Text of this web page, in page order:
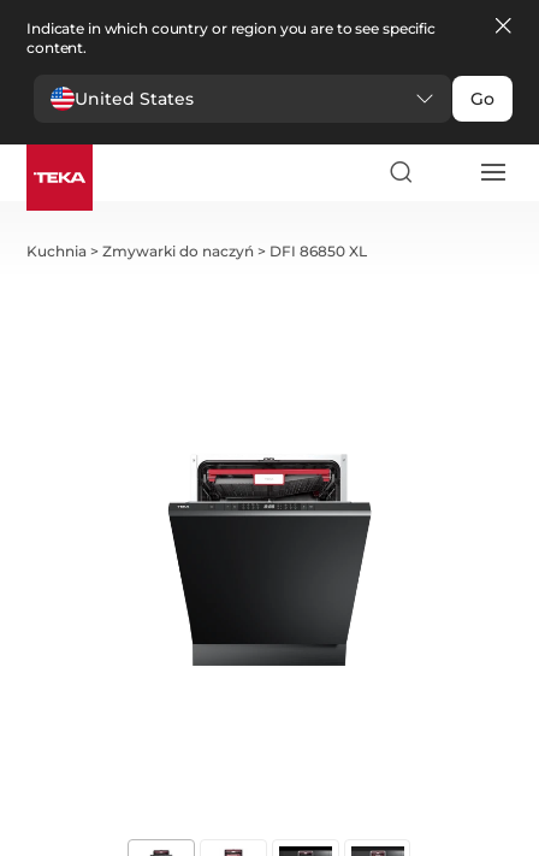
Indicate in which country or region you are to see specific
content.
United States Go
Kuchnia >Zmywarki do naczyń > DFI 86850 XL